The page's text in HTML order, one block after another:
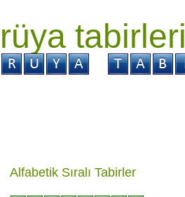
rüya tabirleri
Alfabetik Sıralı Tabirler